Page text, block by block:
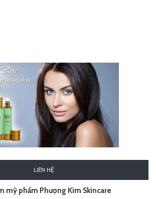
LIÊN HỆ
mỹ phẩm Phượng Kim Skincare